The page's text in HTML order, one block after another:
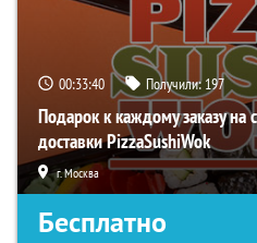
00:33:40 Получили:197
Подарок к каждому заказу
доставки PizzaSushiWok
г. Москва
Бесплатно